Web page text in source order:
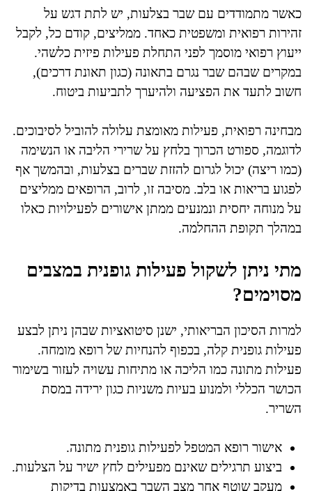
כאשר מתמודדים עם שבר בצלעות, יש לתת דגש על
זהירות רפואית ומשפטית כאחד. ממליצים, קודם כל, לקבל
ייעוץ רפואי מוסמך לפני התחלת פעילות פיזית כלשהי.
במקרים שבהם שבר נגרם בתאונה (כגון תאונת דרכים),
חשוב לתעד את הפציעה ולהיערך לתביעות ביטוח.
מבחינה רפואית, פעילות מאומצת עלולה להוביל לסיבוכים.
לדוגמה, ספורט הכרוך בלחץ על שרירי הליבה או הנשימה
(כמו ריצה) יכול לגרום להזזת שברים בצלעות, ובהמשך אף
לפגוע בריאות או בלב. מסיבה זו, לרוב, הרופאים ממליצים
על מנוחה יחסית ונמנעים ממתן אישורים לפעילויות כאלו
במהלך תקופת ההחלמה.
מתי ניתן לשקול פעילות גופנית במצבים
מסוימים?
למרות הסיכון הבריאותי, ישנן סיטואציות שבהן ניתן לבצע
פעילות גופנית קלה, בכפוף להנחיות של רופא מומחה.
פעילות מתונה כמו הליכה או מתיחות עשויה לעזור בשימור
הכושר הכללי ולמנוע בעיות משניות כגון ירידה במסת
השריר.
אישור רופא המטפל לפעילות גופנית מתונה.
ביצוע תרגילים שאינם מפעילים לחץ ישיר על הצלעות.
מעקב שוטף אחר מצב השבר באמצעות בדיקות